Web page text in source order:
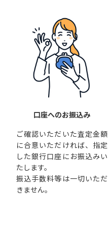
口座へのお振込み
ご確認いただいた査定金額
に合意いただければ、指定
した銀行口座にお振込みい
たします。
振込手数料等は一切いただ
きません。